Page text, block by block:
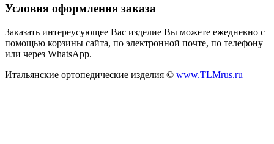
Условия оформления заказа
Заказать интереусующее Вас изделие Вы можете ежедневно с
помощью корзины сайта, по электронной почте, по телефону
или через WhatsApp.
Итальянские ортопедические изделия © www.TLMrus.ru